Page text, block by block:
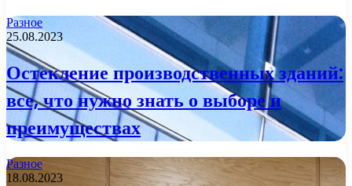
Разное
25.08.2023
Остекление производственных зданий:
все, что нужно знать о выборе и
преимуществах
Разное
18.08.2023